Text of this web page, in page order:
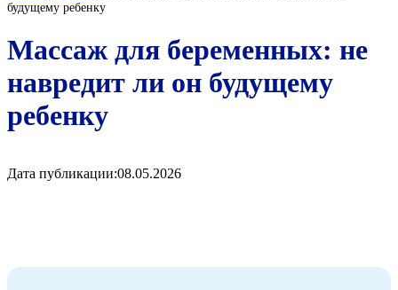
будущему ребенку
Массаж для беременных: не
навредит ли он будущему
ребенку
Дата публикации:08.05.2026